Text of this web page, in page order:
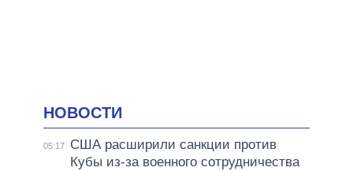
НОВОСТИ
05:17
США расширили санкции против
Кубы из-за военного сотрудничества